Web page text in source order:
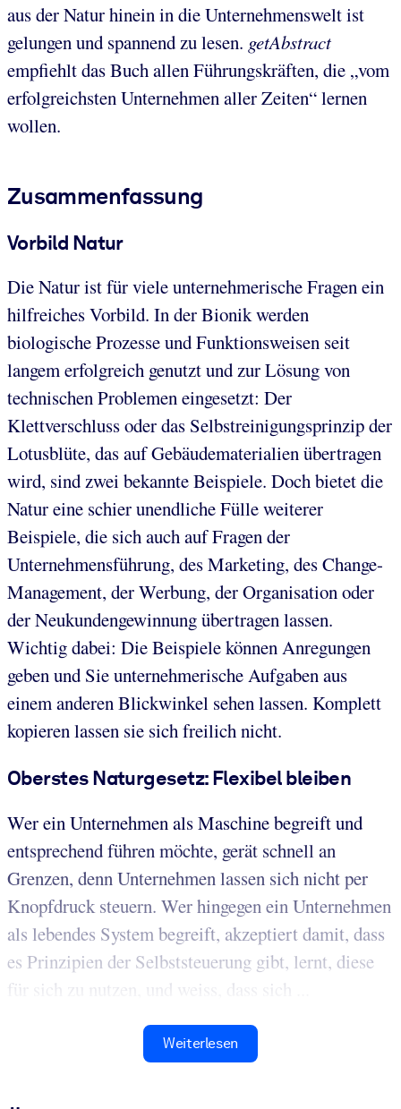
aus der Natur hinein in die Unternehmenswelt ist
gelungen und spannend zu lesen. getAbstract
empfiehlt das Buch allen Führungskräften, die „vom
erfolgreichsten Unternehmen aller Zeiten“ lernen
wollen.
Zusammenfassung
Vorbild Natur
Die Natur ist für viele unternehmerische Fragen ein
hilfreiches Vorbild. In der Bionik werden
biologische Prozesse und Funktionsweisen seit
langem erfolgreich genutzt und zur Lösung von
technischen Problemen eingesetzt: Der
Klettverschluss oder das Selbstreinigungsprinzip der
Lotusblüte, das auf Gebäudematerialien übertragen
wird, sind zwei bekannte Beispiele. Doch bietet die
Natur eine schier unendliche Fülle weiterer
Beispiele, die sich auch auf Fragen der
Unternehmensführung, des Marketing, des Change-
Management, der Werbung, der Organisation oder
der Neukundengewinnung übertragen lassen.
Wichtig dabei: Die Beispiele können Anregungen
geben und Sie unternehmerische Aufgaben aus
einem anderen Blickwinkel sehen lassen. Komplett
kopieren lassen sie sich freilich nicht.
Oberstes Naturgesetz: Flexibel bleiben
Wer ein Unternehmen als Maschine begreift und
entsprechend führen möchte, gerät schnell an
Grenzen, denn Unternehmen lassen sich nicht per
Knopfdruck steuern. Wer hingegen ein Unternehmen
als lebendes System begreift, akzeptiert damit, dass
es Prinzipien der Selbststeuerung gibt, lernt, diese
für sich zu nutzen, und weiss, dass sich ...
Weiterlesen